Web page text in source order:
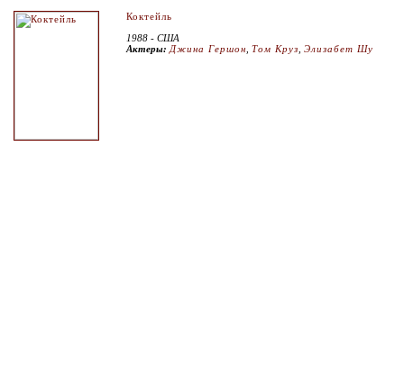
Коктейль
1988 - США
Актеры: Джина Гершон Том Круз Элизабет Шу